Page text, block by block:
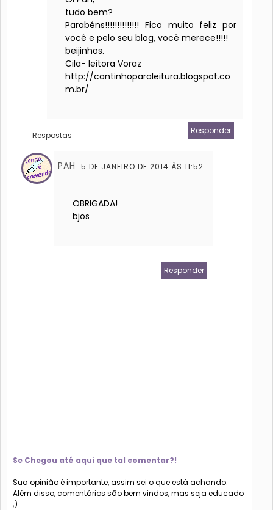
tudo bem?
Parabéns!!!!!!!!!!!!!! Fico muito feliz por
você e pelo seu blog, você merece!!!!!
beijinhos.
Cila- leitora Voraz
http://cantinhoparaleitura.blogspot.co
m.br/
Responder
Respostas
PAH 5 DE JANEIRO DE 2014 ÀS 11:52
OBRIGADA!
bjos
Responder
Se Chegou até aqui que tal comentar?!
Sua opinião é importante, assim sei o que está achando.
Além disso, comentários são bem vindos, mas seja educado
;)